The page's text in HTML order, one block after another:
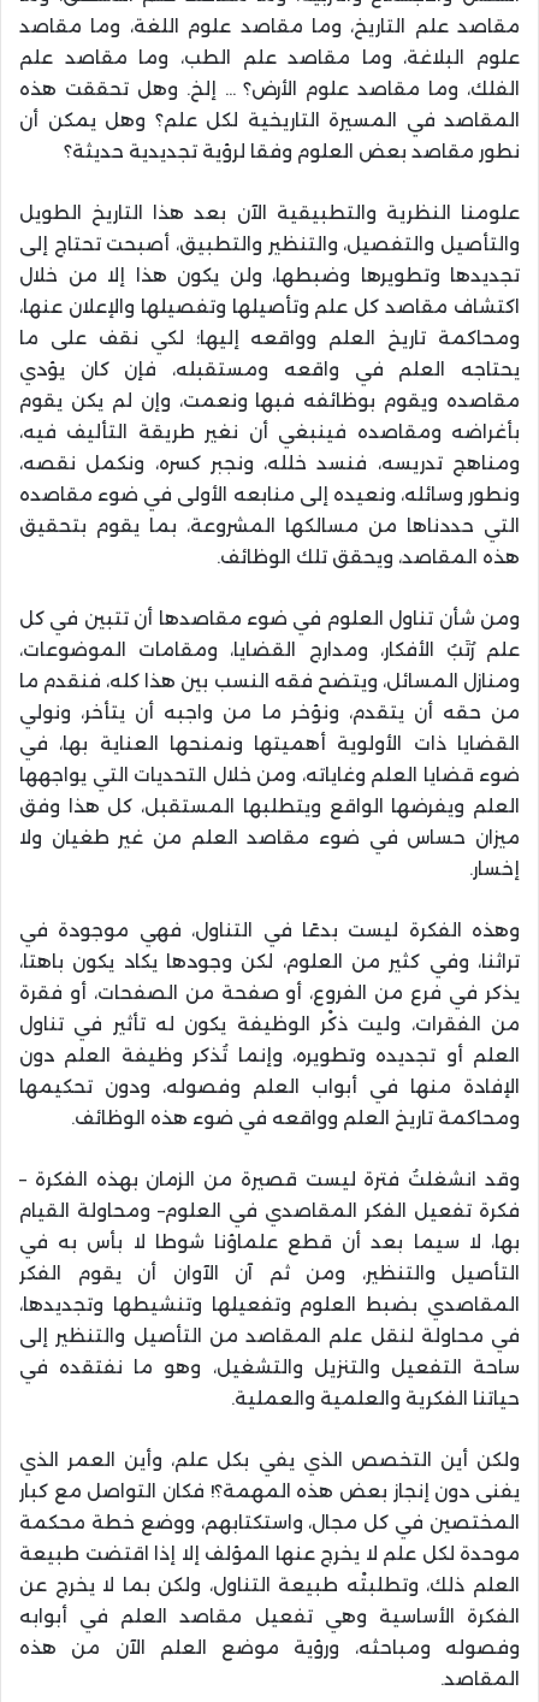
مقاصد علم التاريخ، وما مقاصد علوم اللغة، وما مقاصد
علوم البلاغة، وما مقاصد علم الطب، وما مقاصد علم
الفلك، وما مقاصد علوم الأرض؟ … إلخ. وهل تحققت هذه
المقاصد في المسيرة التاريخية لكل علم؟ وهل يمكن أن
نطور مقاصد بعض العلوم وفقا لرؤية تجديدية حديثة؟
علومنا النظرية والتطبيقية الآن بعد هذا التاريخ الطويل
والتأصيل والتفصيل، والتنظير والتطبيق، أصبحت تحتاج إلى
تجديدها وتطويرها وضبطها، ولن يكون هذا إلا من خلال
اكتشاف مقاصد كل علم وتأصيلها وتفصيلها والإعلان عنها،
ومحاكمة تاريخ العلم وواقعه إليها؛ لكي نقف على ما
يحتاجه العلم في واقعه ومستقبله، فإن كان يؤدي
مقاصده ويقوم بوظائفه فبها ونعمت، وإن لم يكن يقوم
بأغراضه ومقاصده فينبغي أن نغير طريقة التأليف فيه،
ومناهج تدريسه، فنسد خلله، ونجبر كسره، ونكمل نقصه،
ونطور وسائله، ونعيده إلى منابعه الأولى في ضوء مقاصده
التي حددناها من مسالكها المشروعة، بما يقوم بتحقيق
هذه المقاصد، ويحقق تلك الوظائف.
ومن شأن تناول العلوم في ضوء مقاصدها أن تتبين في كل
علم رُتَبُ الأفكار، ومدارج القضايا، ومقامات الموضوعات،
ومنازل المسائل، ويتضح فقه النسب بين هذا كله، فنقدم ما
من حقه أن يتقدم، ونؤخر ما من واجبه أن يتأخر، ونولي
القضايا ذات الأولوية أهميتها ونمنحها العناية بها، في
ضوء قضايا العلم وغاياته، ومن خلال التحديات التي يواجهها
العلم ويفرضها الواقع ويتطلبها المستقبل، كل هذا وفق
ميزان حساس في ضوء مقاصد العلم من غير طغيان ولا
إخسار.
وهذه الفكرة ليست بدعًا في التناول، فهي موجودة في
تراثنا، وفي كثير من العلوم، لكن وجودها يكاد يكون باهتا،
يذكر في فرع من الفروع، أو صفحة من الصفحات، أو فقرة
من الفقرات، وليت ذكْر الوظيفة يكون له تأثير في تناول
العلم أو تجديده وتطويره، وإنما تُذكر وظيفة العلم دون
الإفادة منها في أبواب العلم وفصوله، ودون تحكيمها
ومحاكمة تاريخ العلم وواقعه في ضوء هذه الوظائف.
وقد انشغلتُ فترة ليست قصيرة من الزمان بهذه الفكرة –
فكرة تفعيل الفكر المقاصدي في العلوم– ومحاولة القيام
بها، لا سيما بعد أن قطع علماؤنا شوطا لا بأس به في
التأصيل والتنظير، ومن ثم آن الآوان أن يقوم الفكر
المقاصدي بضبط العلوم وتفعيلها وتنشيطها وتجديدها،
في محاولة لنقل علم المقاصد من التأصيل والتنظير إلى
ساحة التفعيل والتنزيل والتشغيل، وهو ما نفتقده في
حياتنا الفكرية والعلمية والعملية.
ولكن أين التخصص الذي يفي بكل علم، وأين العمر الذي
يفنى دون إنجاز بعض هذه المهمة؟! فكان التواصل مع كبار
المختصين في كل مجال، واستكتابهم، ووضع خطة محكمة
موحدة لكل علم لا يخرج عنها المؤلف إلا إذا اقتضت طبيعة
العلم ذلك، وتطلبتْه طبيعة التناول، ولكن بما لا يخرج عن
الفكرة الأساسية وهي تفعيل مقاصد العلم في أبوابه
وفصوله ومباحثه، ورؤية موضع العلم الآن من هذه
المقاصد.